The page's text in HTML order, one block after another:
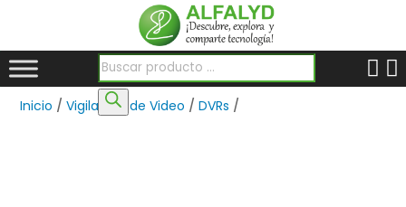
Búsqueda de productos
Inicio /Vigilancia de Video /DVRs /